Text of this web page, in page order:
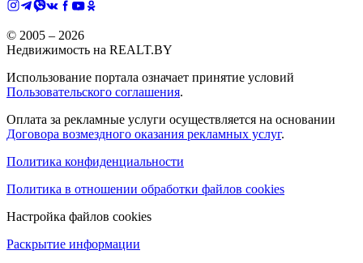
© 2005 – 2026
Недвижимость на REALT.BY
Использование портала означает принятие условий
Пользовательского соглашения.
Оплата за рекламные услуги осуществляется на основании
Договора возмездного оказания рекламных услуг.
Политика конфиденциальности
Политика в отношении обработки файлов cookies
Настройка файлов cookies
Раскрытие информации